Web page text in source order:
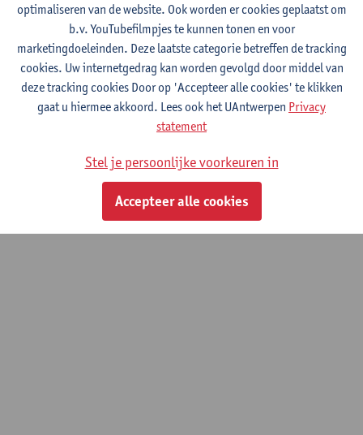
optimaliseren van de website. Ook worden er cookies geplaatst om
b.v. YouTubefilmpjes te kunnen tonen en voor
marketingdoeleinden. Deze laatste categorie betreffen de tracking
cookies. Uw internetgedrag kan worden gevolgd door middel van
deze tracking cookies Door op 'Accepteer alle cookies' te klikken
gaat u hiermee akkoord. Lees ook het UAntwerpen Privacy
statement
Stel je persoonlijke voorkeuren in
Accepteer alle cookies